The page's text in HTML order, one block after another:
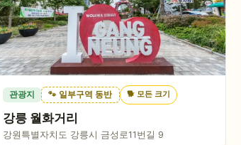
관광지 🐾 일부구역 동반 🐕 모든 크기
강릉 월화거리
강원특별자치도 강릉시 금성로11번길 9